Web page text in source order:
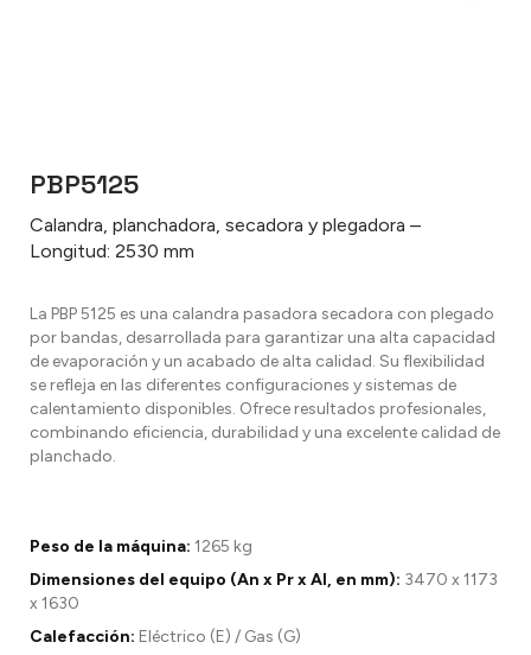
PBP5125
Calandra, planchadora, secadora y plegadora –
Longitud: 2530 mm
La PBP 5125 es una calandra pasadora secadora con plegado
por bandas, desarrollada para garantizar una alta capacidad
de evaporación y un acabado de alta calidad. Su flexibilidad
se refleja en las diferentes configuraciones y sistemas de
calentamiento disponibles. Ofrece resultados profesionales,
combinando eficiencia, durabilidad y una excelente calidad de
planchado.
Peso de la máquina: 1265 kg
Dimensiones del equipo (An x Pr x Al, en mm): 3470 x 1173
x 1630
Calefacción: Eléctrico (E) / Gas (G)